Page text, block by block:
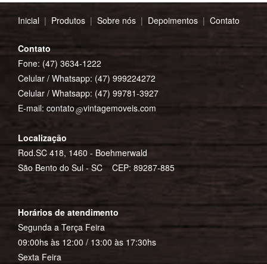
Inicial | Produtos | Sobre nós | Depoimentos | Contato
Contato
Fone: (47) 3634-1222
Celular / Whatsapp: (47) 999224272
Celular / Whatsapp: (47) 99781-3927
E-mail: contato vintagemoveis.com
Localização
Rod.SC 418, 1460 - Boehmerwald
São Bento do Sul - SC CEP: 89287-885
Horários de atendimento
Segunda a Terça Feira
09:00hs às 12:00 / 13:00 às 17:30hs
Sexta Feira